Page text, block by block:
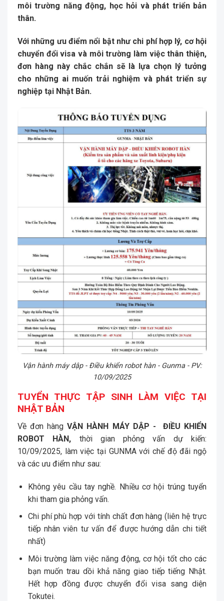
môi trường năng động, học hỏi và phát triển bản
thân.
Với những ưu điểm nổi bật như chi phí hợp lý, cơ hội
chuyển đổi visa và môi trường làm việc thân thiện,
đơn hàng này chắc chắn sẽ là lựa chọn lý tưởng
cho những ai muốn trải nghiệm và phát triển sự
nghiệp tại Nhật Bản.
Vận hành máy dập - Điều khiển robot hàn - Gunma - PV:
10/09/2025
TUYỂN THỰC TẬP SINH LÀM VIỆC TẠI
NHẬT BẢN
Về đơn hàng VẬN HÀNH MÁY DẬP - ĐIỀU KHIỂN
ROBOT HÀN, thời gian phỏng vấn dự kiến:
10/09/2025, làm việc tại GUNMAvới chế độ đãi ngộ
và các ưu điểm như sau:
Không yêu cầu tay nghề. Nhiều cơ hội trúng tuyển
khi tham gia phỏng vấn.
Chi phí phù hợp với tính chất đơn hàng (liên hệ trực
tiếp nhân viên tư vấn để được hướng dẫn chi tiết
nhất)
Môi trường làm việc năng động, cơ hội tốt cho các
bạn muốn trau dồi khả năng giao tiếp tiếng Nhật.
Hết hợp đồng được chuyển đổi visa sang diện
Tokutei.